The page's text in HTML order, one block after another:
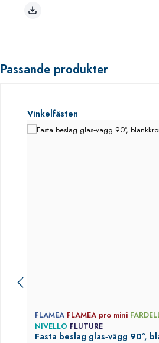
Passande produkter
Hoppa över produktgalleri
Vinkelfästen
FLAMEA FLAMEA pro mini
NIVELLO FLUTURE
Fasta beslag glas‑vägg 90°,